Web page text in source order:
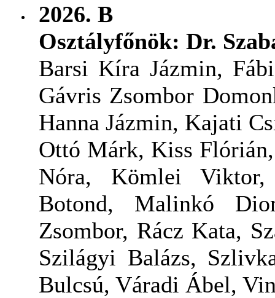
2026. B
Osztályfőnök: Dr.
Barsi Kíra Jázmin,
Gávris Zsombor
Hanna Jázmin, Kajati
Ottó Márk, Kiss
Nóra, Kömlei
Botond, Malinkó
Zsombor, Rácz Kata,
Szilágyi Balázs,
Bulcsú, Váradi Ábel,